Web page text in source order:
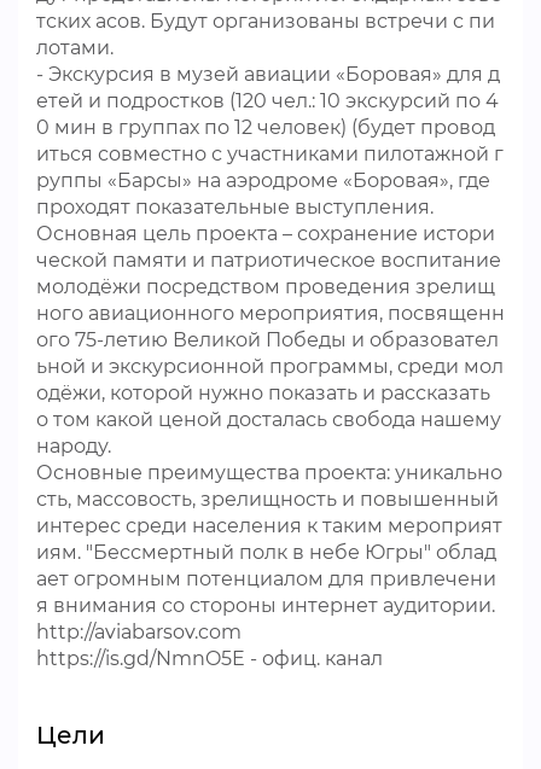
тских асов. Будут организованы встречи с пи
лотами.
- Экскурсия в музей авиации «Боровая» для д
етей и подростков (120 чел.: 10 экскурсий по 4
0 мин в группах по 12 человек) (будет провод
иться совместно с участниками пилотажной г
руппы «Барсы» на аэродроме «Боровая», где
проходят показательные выступления.
Основная цель проекта – сохранение истори
ческой памяти и патриотическое воспитание
молодёжи посредством проведения зрелищ
ного авиационного мероприятия, посвященн
ого 75-летию Великой Победы и образовател
ьной и экскурсионной программы, среди мол
одёжи, которой нужно показать и рассказать
о том какой ценой досталась свобода нашему
народу.
Основные преимущества проекта: уникально
сть, массовость, зрелищность и повышенный
интерес среди населения к таким мероприят
иям. "Бессмертный полк в небе Югры" облад
ает огромным потенциалом для привлечени
я внимания со стороны интернет аудитории.
http://aviabarsov.com
https://is.gd/NmnO5E - офиц. канал
Цели